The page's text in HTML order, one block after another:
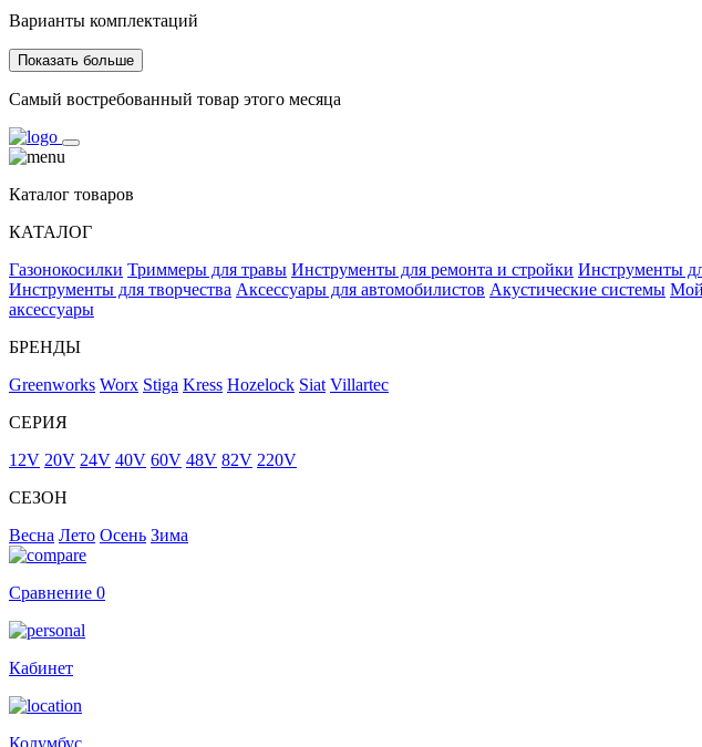
Варианты комплектаций
Показать больше
Самый востребованный товар этого месяца
Каталог товаров
КАТАЛОГ
Газонокосилки Триммеры для травы Инструменты для ремонта и стройки Инструменты
Инструменты для творчества Аксессуары для автомобилистов Акустические системы
аксессуары
БРЕНДЫ
Greenworks Worx Stiga Kress Hozelock Siat Villartec
СЕРИЯ
12V 20V 24V 40V 60V 48V 82V 220V
СЕЗОН
Весна Лето Осень Зима
Сравнение 0
Кабинет
Колумбус